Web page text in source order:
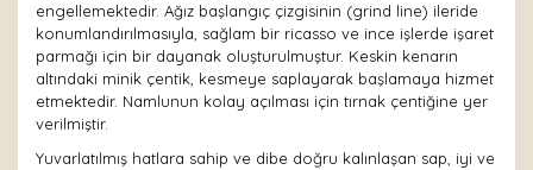
engellemektedir. Ağız başlangıç çizgisinin (grind line) ileride
konumlandırılmasıyla, sağlam bir ricasso ve ince işlerde işaret
parmağı için bir dayanak oluşturulmuştur. Keskin kenarın
altındaki minik çentik, kesmeye saplayarak başlamaya hizmet
etmektedir. Namlunun kolay açılması için tırnak çentiğine yer
verilmiştir.
Yuvarlatılmış hatlara sahip ve dibe doğru kalınlaşan sap, iyi ve